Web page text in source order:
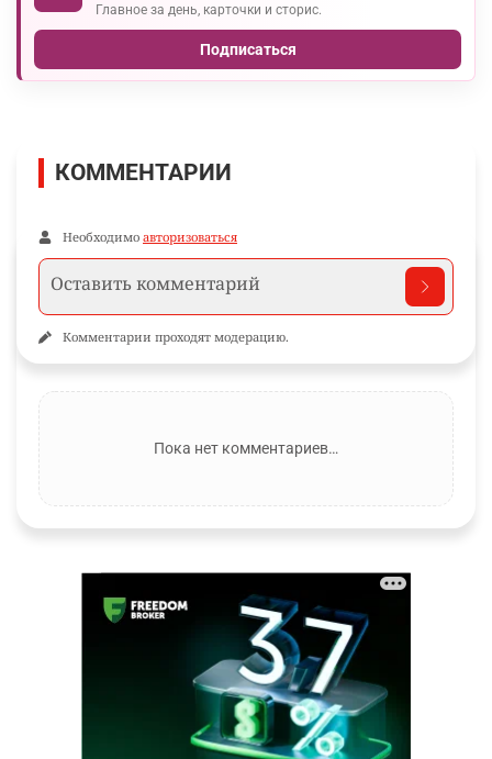
Главное за день, карточки и сторис.
Подписаться
КОММЕНТАРИИ
Необходимо авторизоваться
Комментарии проходят модерацию.
Пока нет комментариев…